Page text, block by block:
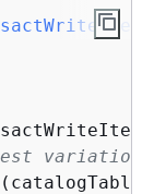
variation